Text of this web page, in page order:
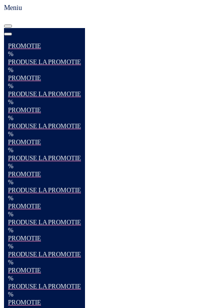
Meniu
PROMOTIE
%
PRODUSE LA PROMOTIE
%
PROMOTIE
%
PRODUSE LA PROMOTIE
%
PROMOTIE
%
PRODUSE LA PROMOTIE
%
PROMOTIE
%
PRODUSE LA PROMOTIE
%
PROMOTIE
%
PRODUSE LA PROMOTIE
%
PROMOTIE
%
PRODUSE LA PROMOTIE
%
PROMOTIE
%
PRODUSE LA PROMOTIE
%
PROMOTIE
%
PRODUSE LA PROMOTIE
%
PROMOTIE